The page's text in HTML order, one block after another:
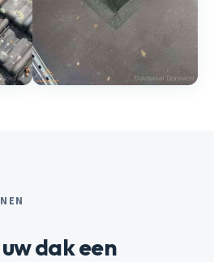
dak een